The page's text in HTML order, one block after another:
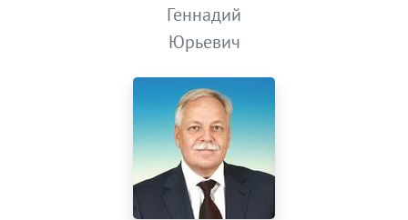
Геннадий
Юрьевич